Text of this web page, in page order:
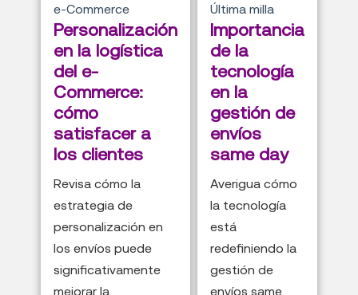
e-Commerce
Personalización
en la logística
del e-
Commerce:
cómo
satisfacer a
los clientes
Revisa cómo la
estrategia de
personalización en
los envíos puede
significativamente
mejorar la
Última milla
Importancia
de la
tecnología
en la
gestión de
envíos
same day
Averigua cómo
la tecnología
está
redefiniendo la
gestión de
envíos same